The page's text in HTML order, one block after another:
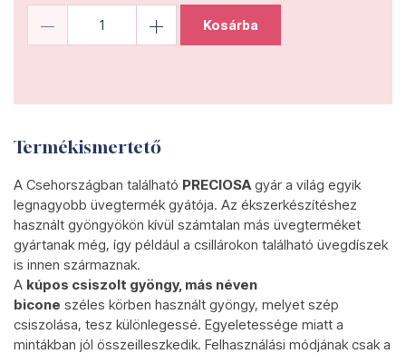
Kosárba
Termékismertető
A Csehországban található PRECIOSAgyár a világ egyik
legnagyobb üvegtermék gyátója. Az ékszerkészítéshez
használt gyöngyökön kívül számtalan más üvegterméket
gyártanak még, így például a csillárokon található üvegdíszek
is innen származnak.
A kúpos csiszolt gyöngy, más néven
bicone széles körben használt gyöngy, melyet szép
csiszolása, tesz különlegessé. Egyeletessége miatt a
mintákban jól összeilleszkedik. Felhasználási módjának csak a